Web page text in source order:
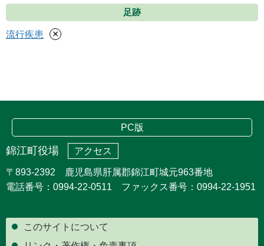
足跡
流行疾患 ×
PC版
錦江町役場 アクセス
〒893-2392 鹿児島県肝属郡錦江町城元963番地
電話番号：0994-22-0511 ファックス番号：0994-22-1951
このサイトについて